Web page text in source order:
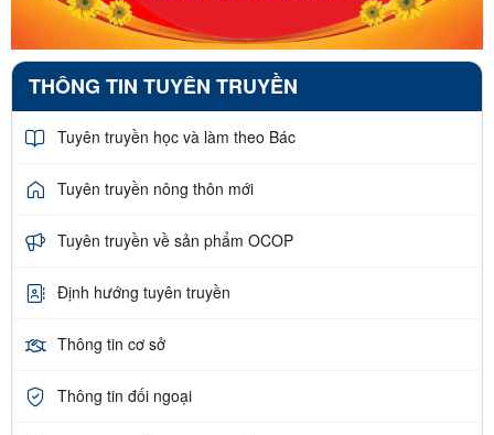
THÔNG TIN TUYÊN TRUYỀN
Tuyên truyền học và làm theo Bác
Tuyên truyền nông thôn mới
Tuyên truyền về sản phẩm OCOP
Định hướng tuyên truyền
Thông tin cơ sở
Thông tin đối ngoại